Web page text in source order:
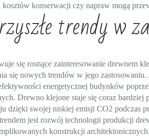
konserwacji czy napraw mogą
trendy w
się rosnące zainteresowanie drewnem
się nowych trendów w jego
energetycznej budynków
Drewno klejone staje się coraz
dzięki swojej niskiej emisji CO2 podczas
jest rozwój technologii produkcji
konstrukcji